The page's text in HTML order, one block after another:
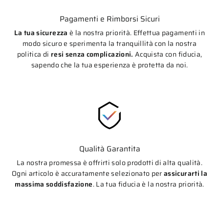
Pagamenti e Rimborsi Sicuri
La tua sicurezza è la nostra priorità. Effettua pagamenti in
modo sicuro e sperimenta la tranquillità con la nostra
politica di resi senza complicazioni. Acquista con fiducia,
sapendo che la tua esperienza è protetta da noi.
Qualità Garantita
La nostra promessa è offrirti solo prodotti di alta qualità.
Ogni articolo è accuratamente selezionato perassicurarti la
massima soddisfazione. La tua fiducia è la nostra priorità.